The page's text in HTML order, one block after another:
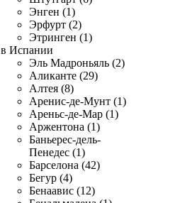
Энген (1)
Эрфурт (2)
Этринген (1)
в Испании
Эль Мадроньяль (2)
Аликанте (29)
Алтея (8)
Аренис-де-Мунт (1)
Ареньс-де-Мар (1)
Аржентона (1)
Баньерес-дель-
Пенедес (1)
Барселона (42)
Бегур (4)
Бенаавис (12)